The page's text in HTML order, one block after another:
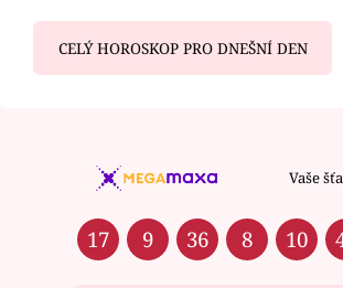
CELÝ HOROSKOP PRO DNEŠNÍ DEN
Vaše
17 9 36 8 10